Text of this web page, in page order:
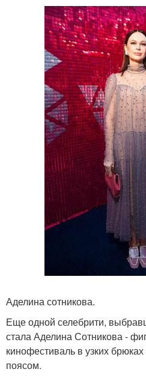
Аделина сотникова.
Еще одной селебрити,
стала Аделина Сотникова -
кинофестиваль в узких
поясом.